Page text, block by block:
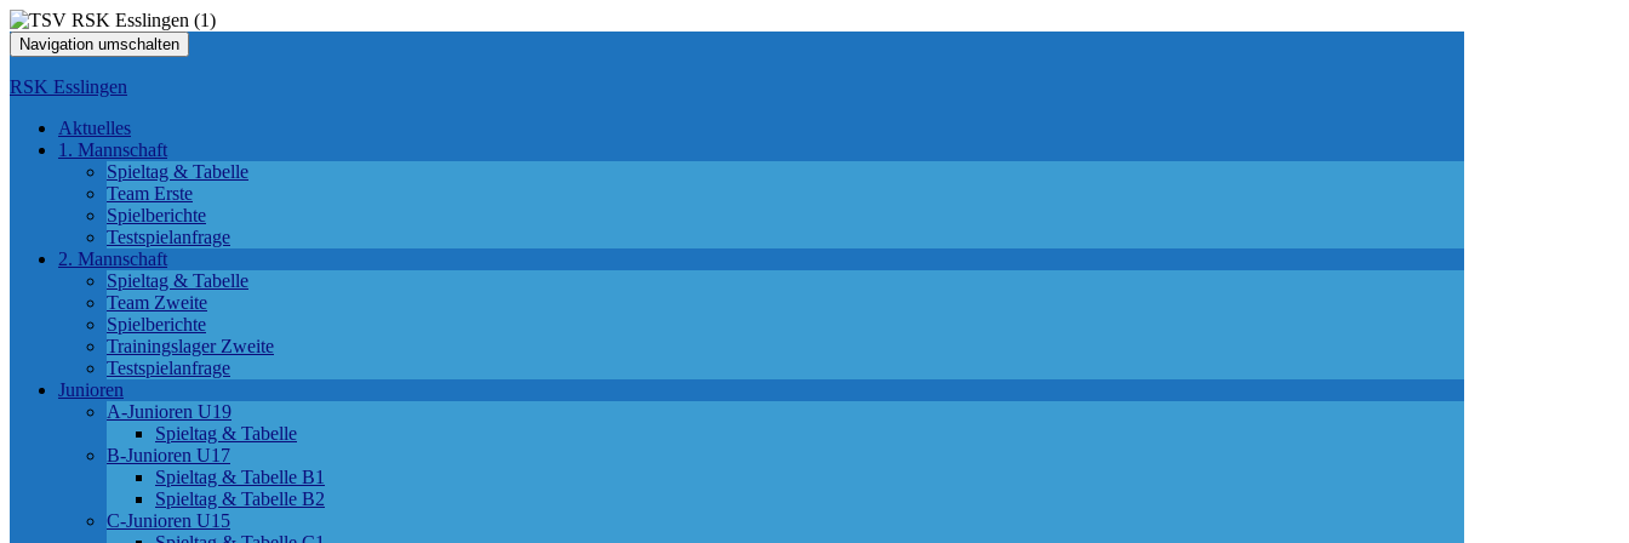
Navigation umschalten
RSK Esslingen
Aktuelles
1. Mannschaft
Spieltag & Tabelle
Team Erste
Spielberichte
Testspielanfrage
2. Mannschaft
Spieltag & Tabelle
Team Zweite
Spielberichte
Trainingslager Zweite
Testspielanfrage
Junioren
A-Junioren U19
Spieltag & Tabelle
B-Junioren U17
Spieltag & Tabelle B1
Spieltag & Tabelle B2
C-Junioren U15